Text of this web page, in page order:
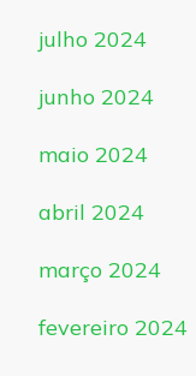
julho 2024
junho 2024
maio 2024
abril 2024
março 2024
fevereiro 2024